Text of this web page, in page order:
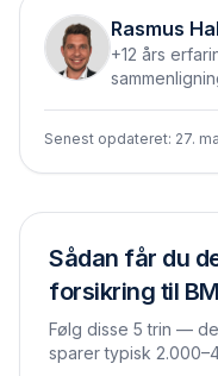
Rasmus
+12 års
Senest opdateret: 27.
Sådan får du
forsikring til
Følg disse 5 trin —
sparer typisk